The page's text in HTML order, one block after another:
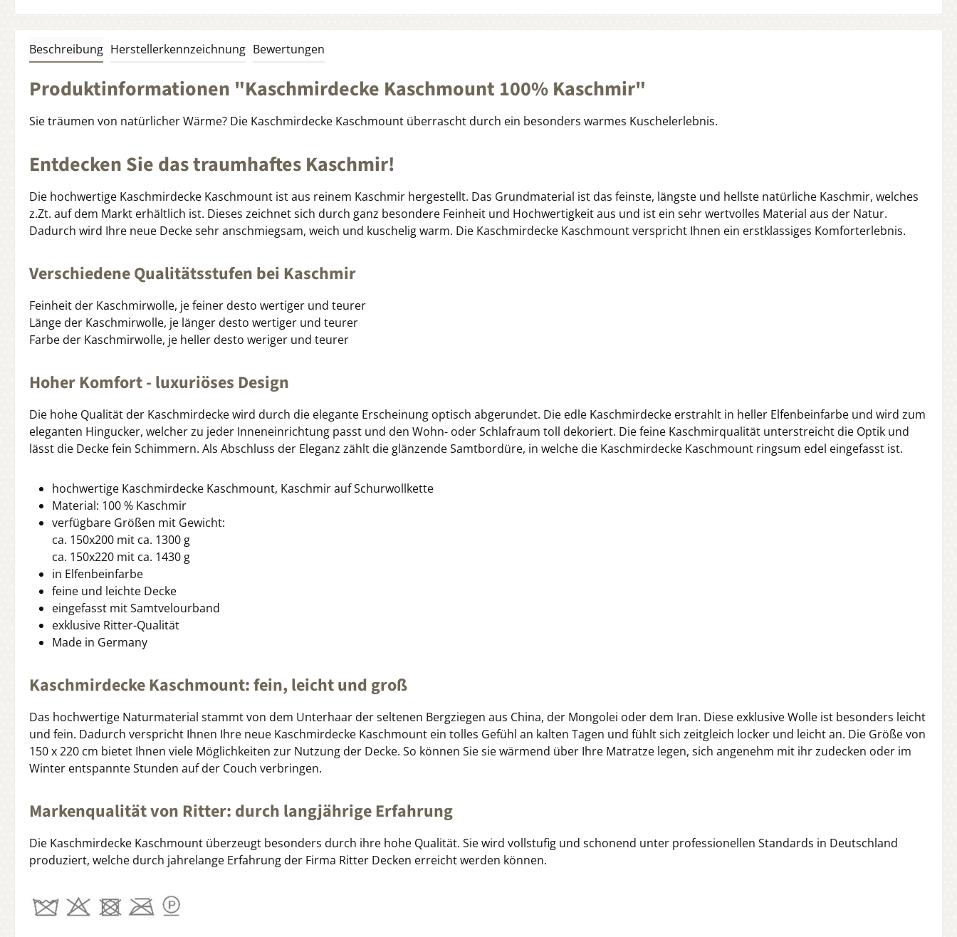
Beschreibung Herstellerkennzeichnung Bewertungen
Produktinformationen "Kaschmirdecke Kaschmount 100% Kaschmir"
Sie träumen von natürlicher Wärme? Die Kaschmirdecke Kaschmount überrascht durch ein besonders warmes Kuschelerlebnis.
Entdecken Sie das traumhaftes Kaschmir!
Die hochwertige Kaschmirdecke Kaschmount ist aus reinem Kaschmir hergestellt. Das Grundmaterial ist das feinste, längste und hellste natürliche Kaschmir, welches
z.Zt. auf dem Markt erhältlich ist. Dieses zeichnet sich durch ganz besondere Feinheit und Hochwertigkeit aus und ist ein sehr wertvolles Material aus der Natur.
Dadurch wird Ihre neue Decke sehr anschmiegsam, weich und kuschelig warm. Die Kaschmirdecke Kaschmount verspricht Ihnen ein erstklassiges Komforterlebnis.
Verschiedene Qualitätsstufen bei Kaschmir
Feinheit der Kaschmirwolle, je feiner desto wertiger und teurer
Länge der Kaschmirwolle, je länger desto wertiger und teurer
Farbe der Kaschmirwolle, je heller desto weriger und teurer
Hoher Komfort - luxuriöses Design
Die hohe Qualität der Kaschmirdecke wird durch die elegante Erscheinung optisch abgerundet. Die edle Kaschmirdecke erstrahlt in heller Elfenbeinfarbe und wird zum
eleganten Hingucker, welcher zu jeder Inneneinrichtung passt und den Wohn- oder Schlafraum toll dekoriert. Die feine Kaschmirqualität unterstreicht die Optik und
lässt die Decke fein Schimmern. Als Abschluss der Eleganz zählt die glänzende Samtbordüre, in welche die Kaschmirdecke Kaschmount ringsum edel eingefasst ist.
hochwertige Kaschmirdecke Kaschmount, Kaschmir auf Schurwollkette
Material: 100 % Kaschmir
verfügbare Größen mit Gewicht:
ca. 150x200 mit ca. 1300 g
ca. 150x220 mit ca. 1430 g
in Elfenbeinfarbe
feine und leichte Decke
eingefasst mit Samtvelourband
exklusive Ritter-Qualität
Made in Germany
Kaschmirdecke Kaschmount: fein, leicht und groß
Das hochwertige Naturmaterial stammt von dem Unterhaar der seltenen Bergziegen aus China, der Mongolei oder dem Iran. Diese exklusive Wolle ist besonders leicht
und fein. Dadurch verspricht Ihnen Ihre neue Kaschmirdecke Kaschmount ein tolles Gefühl an kalten Tagen und fühlt sich zeitgleich locker und leicht an. Die Größe von
150 x 220 cm bietet Ihnen viele Möglichkeiten zur Nutzung der Decke. So können Sie sie wärmend über Ihre Matratze legen, sich angenehm mit ihr zudecken oder im
Winter entspannte Stunden auf der Couch verbringen.
Markenqualität von Ritter: durch langjährige Erfahrung
Die Kaschmirdecke Kaschmount überzeugt besonders durch ihre hohe Qualität. Sie wird vollstufig und schonend unter professionellen Standards in Deutschland
produziert, welche durch jahrelange Erfahrung der Firma Ritter Decken erreicht werden können.